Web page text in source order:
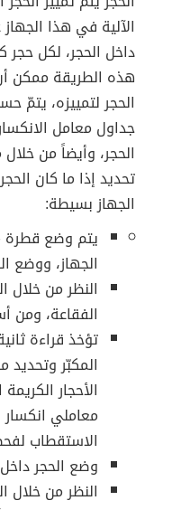
الآلية في هذا
داخل الحجر، لكل حجر
هذه الطريقة ممكن
الحجر لتمييزه، يتمّ
جداول معامل
الحجر، وأيضاً من
تحديد إذا ما كان
الجهاز بسيطة:
يتم وضع
الجهاز، ووضع
النظر من خلال
الفقاعة، ومن
تؤخذ قراءة
المكبّر
الأحجار
معاملي
الاستقطاب
وضع الحجر
النظر من